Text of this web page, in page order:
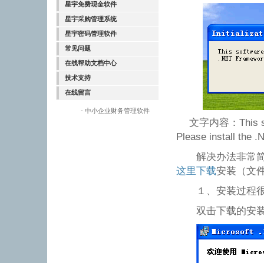
星宇免费现金软件
星宇采购管理系统
星宇密码管理软件
常见问题
在线帮助文档中心
技术支持
在线留言
- 中小企业财务管理软件
文字内容：This
Please install the
解决办法非常简
这里下载安装（文
１、安装过程很
双击下载的安装